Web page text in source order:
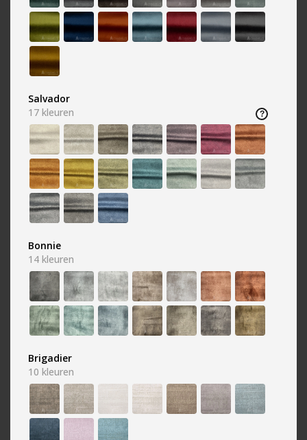
Cognac
738 kleuren
Creme
692 kleuren
Geel
645 kleuren
Grijs
3382 kleuren 1940 kleuren
Salvador
17 kleuren
Bonnie
14 kleuren
Brigadier
10 kleuren